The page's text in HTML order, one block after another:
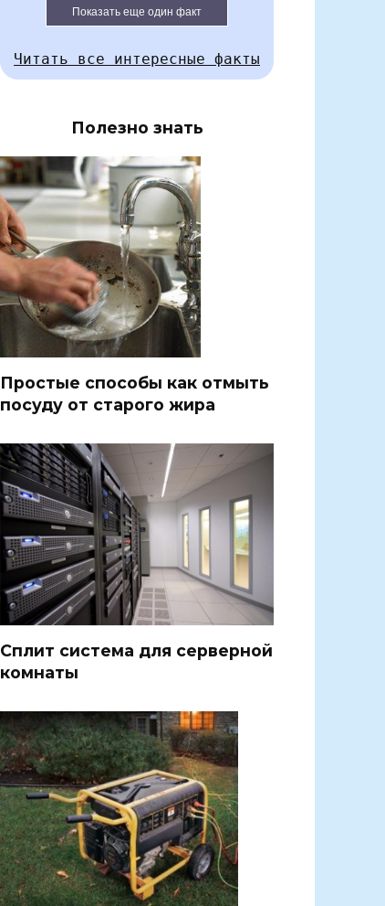
Показать еще один факт
Читать все интересные факты
Полезно знать
Простые способы как отмыть
посуду от старого жира
Сплит система для серверной
комнаты